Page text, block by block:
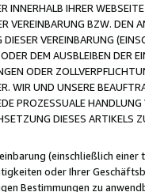
IHRER
VEREINBARUNG BZW. DEN
VEREINBARUNG
DEM AUSBLEIBEN DER
ODER
WIR UND UNSERE
PROZESSUALE
DIESES ARTIKELS
(einschließlich einer
oder Ihrer
Bestimmungen zu